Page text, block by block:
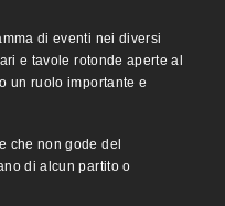
di eventi nei diversi
e tavole rotonde aperte al
un ruolo importante e
che non gode del
di alcun partito o